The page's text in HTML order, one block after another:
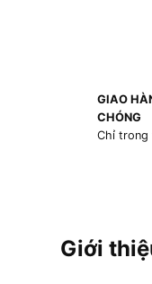
GIAO
CHÓNG
Chỉ trong
Giới